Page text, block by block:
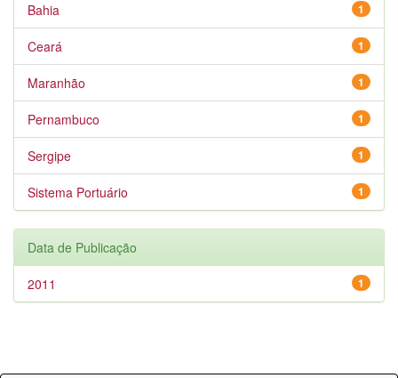
1
Bahia
1
Ceará
1
Maranhão
1
Pernambuco
1
Sergipe
1
Sistema Portuário
Data de Publicação
1
2011